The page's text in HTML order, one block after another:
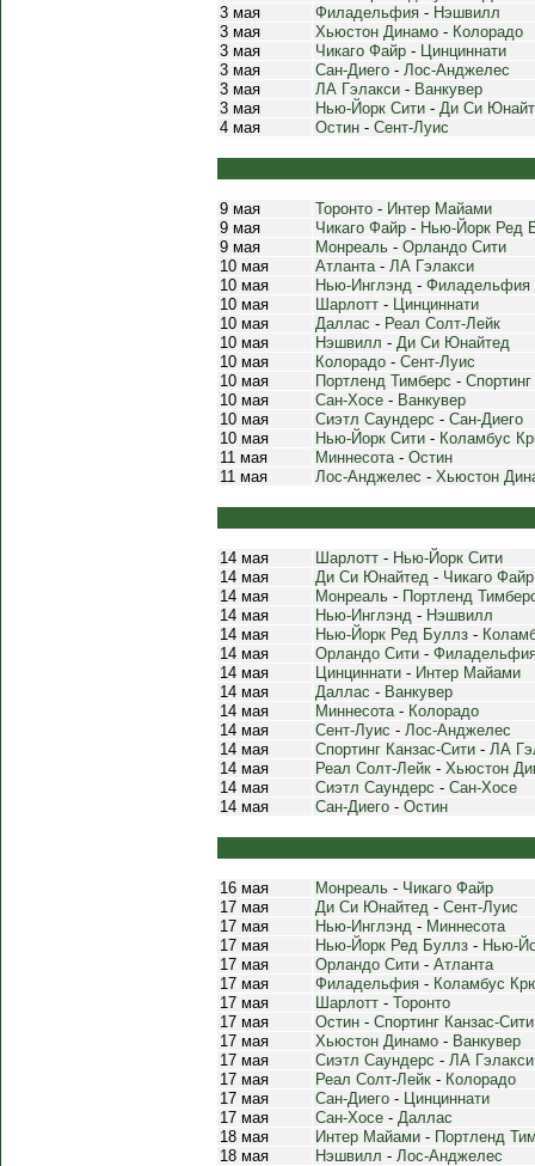
3 мая
Филадельфия - Нэшвилл
3 мая
Хьюстон Динамо - Колорадо
3 мая
Чикаго Файр - Цинциннати
3 мая
Сан-Диего - Лос-Анджелес
3 мая
ЛА Гэлакси - Ванкувер
3 мая
Нью-Йорк Сити - Ди Си
4 мая
Остин - Сент-Луис
9 мая Торонто - Интер Майами
9 мая
Чикаго Файр - Нью-Йорк Ред
9 мая
Монреаль - Орландо Сити
10 мая
Атланта- ЛА Гэлакси
10 мая
Нью-Инглэнд - Филадельфия
10 мая
Шарлотт - Цинциннати
10 мая
Даллас - Реал Солт-Лейк
10 мая
Нэшвилл - Ди Си Юнайтед
10 мая
Колорадо - Сент-Луис
10 мая
Портленд Тимберс -
10 мая
Сан-Хосе - Ванкувер
10 мая
Сиэтл Саундерс - Сан-Диего
10 мая
Нью-Йорк Сити - Коламбус
11 мая
Миннесота- Остин
11 мая
Лос-Анджелес - Хьюстон
14 мая Шарлотт - Нью-Йорк Сити
14 мая
Ди Си Юнайтед - Чикаго Файр
14 мая
Монреаль - Портленд
14 мая
Нью-Инглэнд - Нэшвилл
14 мая
Нью-Йорк Ред Буллз -
14 мая
Орландо Сити -
14 мая
Цинциннати - Интер Майами
14 мая
Даллас - Ванкувер
14 мая
Миннесота- Колорадо
14 мая
Сент-Луис - Лос-Анджелес
14 мая
Спортинг Канзас-Сити - ЛА
14 мая
Реал Солт-Лейк - Хьюстон
14 мая
Сиэтл Саундерс - Сан-Хосе
14 мая
Сан-Диего - Остин
16 мая Монреаль - Чикаго Файр
17 мая
Ди Си Юнайтед - Сент-Луис
17 мая
Нью-Инглэнд - Миннесота
17 мая
Нью-Йорк Ред Буллз - Нью-
17 мая
Орландо Сити - Атланта
17 мая
Филадельфия - Коламбус
17 мая
Шарлотт - Торонто
17 мая
Остин - Спортинг Канзас-Сити
17 мая
Хьюстон Динамо - Ванкувер
17 мая
Сиэтл Саундерс - ЛА Гэлакси
17 мая
Реал Солт-Лейк - Колорадо
17 мая
Сан-Диего - Цинциннати
17 мая
Сан-Хосе - Даллас
18 мая
Интер Майами - Портленд
18 мая
Нэшвилл - Лос-Анджелес